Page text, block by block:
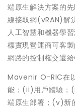
端原生解決方案的
線接取網(vRAN)解
人工智慧和機器學
標實現營運商可客
網路的控制權交還給
Mavenir O-RIC在
能；(ii)用戶體驗
端原生部署；(v)新